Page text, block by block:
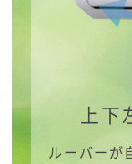
上
ルーバーが